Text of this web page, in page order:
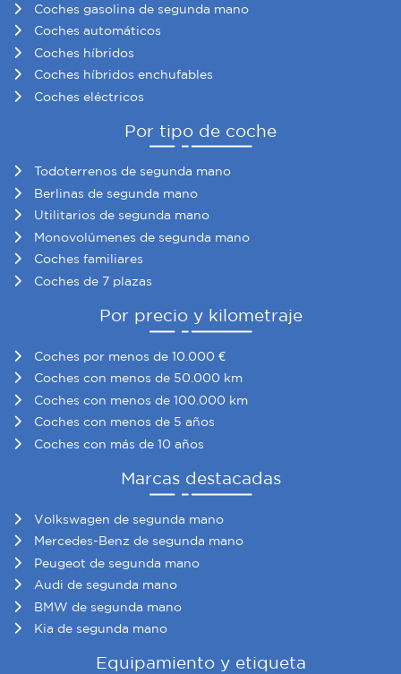
Coches gasolina de segunda mano
Coches automáticos
Coches híbridos
Coches híbridos enchufables
Coches eléctricos
Por tipo de coche
Todoterrenos de segunda mano
Berlinas de segunda mano
Utilitarios de segunda mano
Monovolúmenes de segunda mano
Coches familiares
Coches de 7 plazas
Por precio y kilometraje
Coches por menos de 10.000 €
Coches con menos de 50.000 km
Coches con menos de 100.000 km
Coches con menos de 5 años
Coches con más de 10 años
Marcas destacadas
Volkswagen de segunda mano
Mercedes-Benz de segunda mano
Peugeot de segunda mano
Audi de segunda mano
BMW de segunda mano
Kia de segunda mano
Equipamiento y etiqueta